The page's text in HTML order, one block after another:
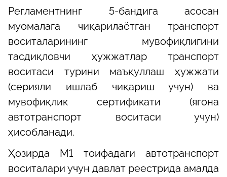
Регламентнинг 5-бандига асосан
муомалага чиқарилаётган транспорт
воситаларининг мувофиқлигини
тасдиқловчи ҳужжатлар транспорт
воситаси турини маъқуллаш ҳужжати
(серияли ишлаб чиқариш учун) ва
мувофиқлик сертификати (ягона
автотранспорт воситаси учун)
ҳисобланади.
Ҳозирда М1 тоифадаги автотранспорт
воситалари учун давлат реестрида амалда